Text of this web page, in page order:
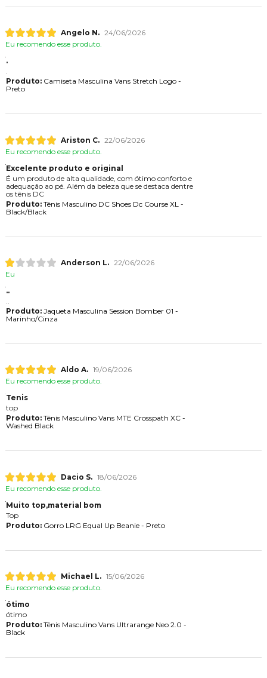
Angelo N. 24/06/2026
Eu recomendo esse produto.
.
.
Produto:Camiseta Masculina Vans Stretch Logo -
Preto
Ariston C. 22/06/2026
Eu recomendo esse produto.
Excelente produto e original
É um produto de alta qualidade, com ótimo conforto e
adequação ao pé. Além da beleza que se destaca dentre
os tênis DC
Produto:Tênis Masculino DC Shoes Dc Course XL -
Black/Black
Anderson L. 22/06/2026
Eu
..
..
Produto:Jaqueta Masculina Session Bomber 01 -
Marinho/Cinza
Aldo A. 19/06/2026
Eu recomendo esse produto.
Tenis
top
Produto:Tênis Masculino Vans MTE Crosspath XC -
Washed Black
Dacio S. 18/06/2026
Eu recomendo esse produto.
Muito top,material bom
Top
Produto:Gorro LRG Equal Up Beanie - Preto
Michael L. 15/06/2026
Eu recomendo esse produto.
ótimo
ótimo
Produto:Tênis Masculino Vans Ultrarange Neo 2.0 -
Black